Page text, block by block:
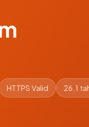
HTTPS Valid 26.1